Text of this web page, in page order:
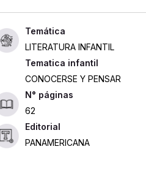
LITERATURA INFANTIL
Tematica infantil
CONOCERSE Y PENSAR
62
Editorial
PANAMERICANA